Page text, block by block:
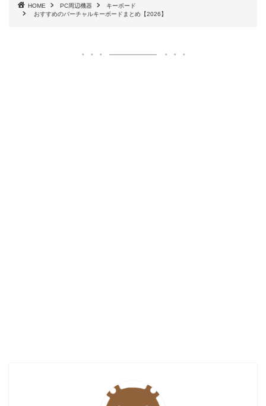
HOME PC周辺機器
キーボード
おすすめのバーチャルキーボードまとめ【2026】